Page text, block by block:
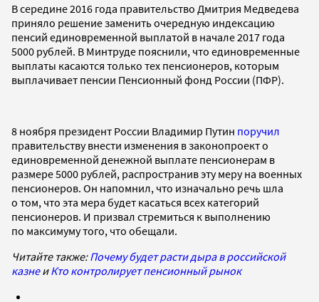
В середине 2016 года правительство Дмитрия Медведева
приняло решение заменить очередную индексацию
пенсий единовременной выплатой в начале 2017 года
5000 рублей. В Минтруде пояснили, что единовременные
выплаты касаются только тех пенсионеров, которым
выплачивает пенсии Пенсионный фонд России (ПФР).
8 ноября президент России Владимир Путин поручил
правительству внести изменения в законопроект о
единовременной денежной выплате пенсионерам в
размере 5000 рублей, распространив эту меру на военных
пенсионеров. Он напомнил, что изначально речь шла
о том, что эта мера будет касаться всех категорий
пенсионеров. И призвал стремиться к выполнению
по максимуму того, что обещали.
Читайте также:Почему будет расти дыра в российской
казнеиКто контролирует пенсионный рынок